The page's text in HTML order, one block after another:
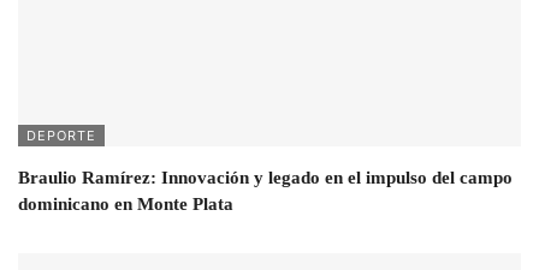
DEPORTE
Braulio Ramírez: Innovación y legado en el impulso del campo
dominicano en Monte Plata